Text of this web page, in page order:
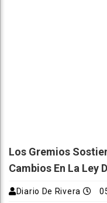
Los Gremios
Cambios En La Ley
Diario De Rivera